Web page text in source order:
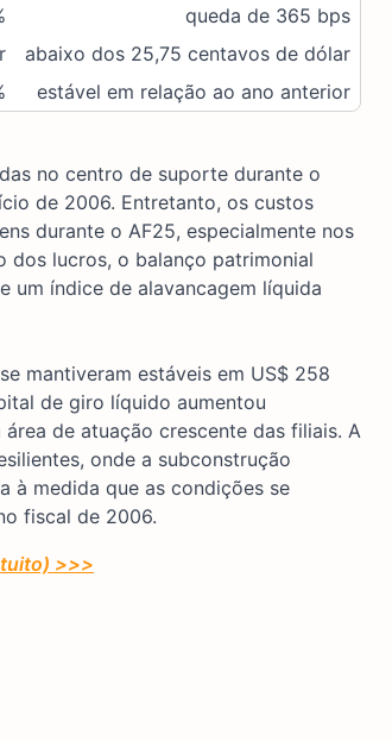
queda de 365 bps
abaixo dos 25,75 centavos de dólar
estável em relação ao ano anterior
no centro de suporte durante o
de 2006. Entretanto, os custos
durante o AF25, especialmente nos
dos lucros, o balanço patrimonial
um índice de alavancagem líquida
mantiveram estáveis em US$ 258
de giro líquido aumentou
de atuação crescente das filiais. A
onde a subconstrução
à medida que as condições se
fiscal de 2006.
>>>